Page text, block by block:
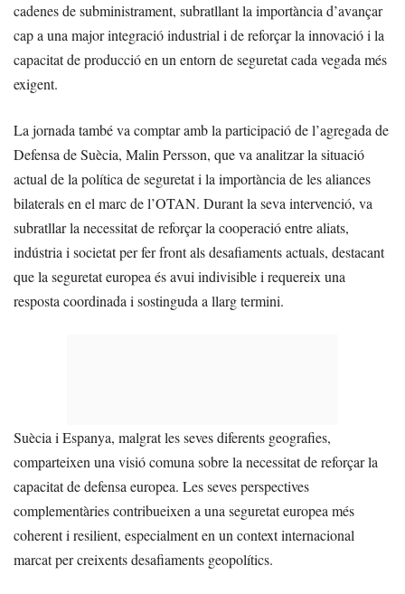
cadenes de subministrament, subratllant la importància d’avançar
cap a una major integració industrial i de reforçar la innovació i la
capacitat de producció en un entorn de seguretat cada vegada més
exigent.
La jornada també va comptar amb la participació de l’agregada de
Defensa de Suècia, Malin Persson, que va analitzar la situació
actual de la política de seguretat i la importància de les aliances
bilaterals en el marc de l’OTAN. Durant la seva intervenció, va
subratllar la necessitat de reforçar la cooperació entre aliats,
indústria i societat per fer front als desafiaments actuals, destacant
que la seguretat europea és avui indivisible i requereix una
resposta coordinada i sostinguda a llarg termini.
Suècia i Espanya, malgrat les seves diferents geografies,
comparteixen una visió comuna sobre la necessitat de reforçar la
capacitat de defensa europea. Les seves perspectives
complementàries contribueixen a una seguretat europea més
coherent i resilient, especialment en un context internacional
marcat per creixents desafiaments geopolítics.